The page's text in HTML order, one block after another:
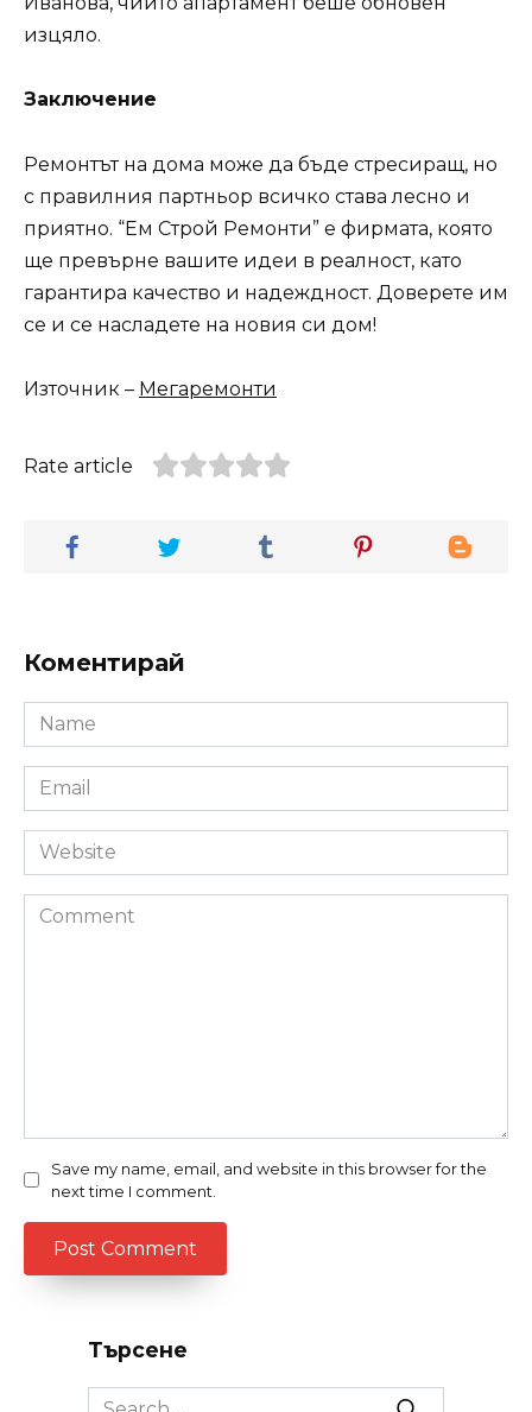
изцяло.
Заключение
Ремонтът на дома може да бъде стресиращ, но
с правилния партньор всичко става лесно и
приятно. “Ем Строй Ремонти” е фирмата, която
ще превърне вашите идеи в реалност, като
гарантира качество и надеждност. Доверете им
се и се насладете на новия си дом!
Източник – Мегаремонти
Rate article
Коментирай
Name
*
Email
*
Website
Comment
Save my name, email, and website in this browser for the
next time I comment.
Търсене
Search